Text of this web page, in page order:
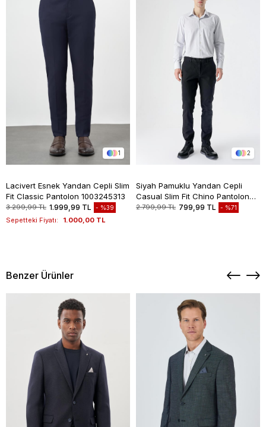
1
Lacivert Esnek Yandan Cepli Slim
Fit Classic Pantolon 1003245313
3.299,99 TL 1.999,99 TL %39
Sepetteki Fiyatı: 1.000,00 TL
2
Siyah Pamuklu Yandan Cepli
Casual Slim Fit Chino Pantolon
1003235117
2.799,99 TL 799,99 TL %71
Benzer Ürünler